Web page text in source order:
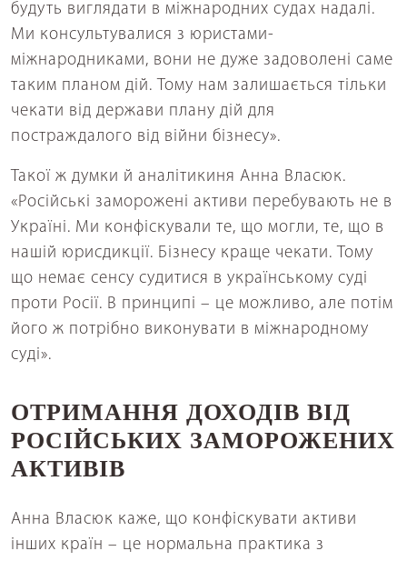
будуть виглядати в міжнародних судах надалі.
Ми консультувалися з юристами-
міжнародниками, вони не дуже задоволені саме
таким планом дій. Тому нам залишається тільки
чекати від держави плану дій для
постраждалого від війни бізнесу».
Такої ж думки й аналітикиня Анна Власюк.
«Російські заморожені активи перебувають не в
Україні. Ми конфіскували те, що могли, те, що в
нашій юрисдикції. Бізнесу краще чекати. Тому
що немає сенсу судитися в українському суді
проти Росії. В принципі – це можливо, але потім
його ж потрібно виконувати в міжнародному
суді».
ОТРИМАННЯ ДОХОДІВ ВІД
РОСІЙСЬКИХ ЗАМОРОЖЕНИХ
АКТИВІВ
Анна Власюк каже, що конфіскувати активи
інших країн – це нормальна практика з